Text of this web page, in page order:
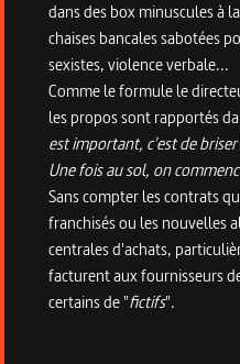
dans des box minuscules à
chaises bancales sabotées
sexistes, violence verbale...
Comme le formule le
les propos sont rapportés
est important, c'est de
Une fois au sol, on
Sans compter les contrats
franchisés ou les nouvelles
centrales d'achats,
facturent aux fournisseurs
certains de "fictifs".